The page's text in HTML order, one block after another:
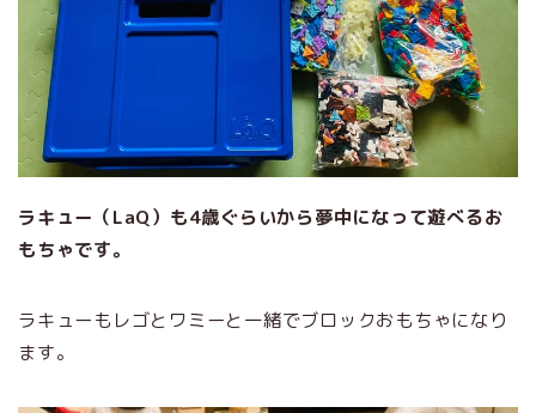
ラキュー（LaQ）も4歳ぐらいから夢中になって遊べるお
もちゃです。
ラキューもレゴとワミーと一緒でブロックおもちゃになり
ます。